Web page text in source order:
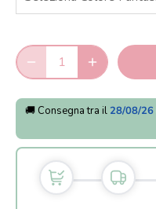
🚚 Consegna tra il 28/08/26